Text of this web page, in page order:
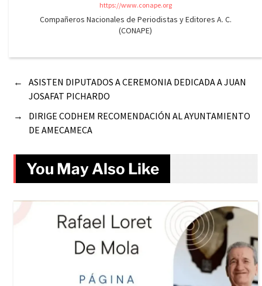
https://www.conape.org
Compañeros Nacionales de Periodistas y Editores A. C.
(CONAPE)
←
ASISTEN DIPUTADOS A CEREMONIA DEDICADA A JUAN
JOSAFAT PICHARDO
→
DIRIGE CODHEM RECOMENDACIÓN AL AYUNTAMIENTO
DE AMECAMECA
You May Also Like